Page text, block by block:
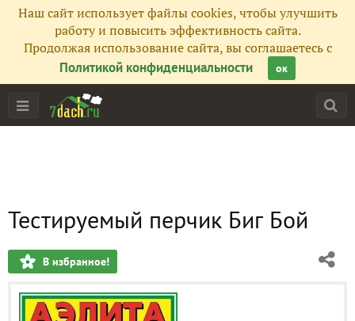
Наш сайт использует файлы cookies, чтобы улучшить
работу и повысить эффективность сайта.
Продолжая использование сайта, вы соглашаетесь с
Политикой конфиденциальности
ок
Тестируемый перчик Биг Бой
В избранное!